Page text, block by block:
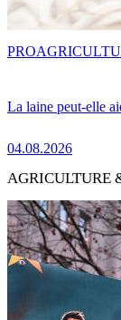
La laine peut-elle
04.08.2026
PRO
AGRICULTURE